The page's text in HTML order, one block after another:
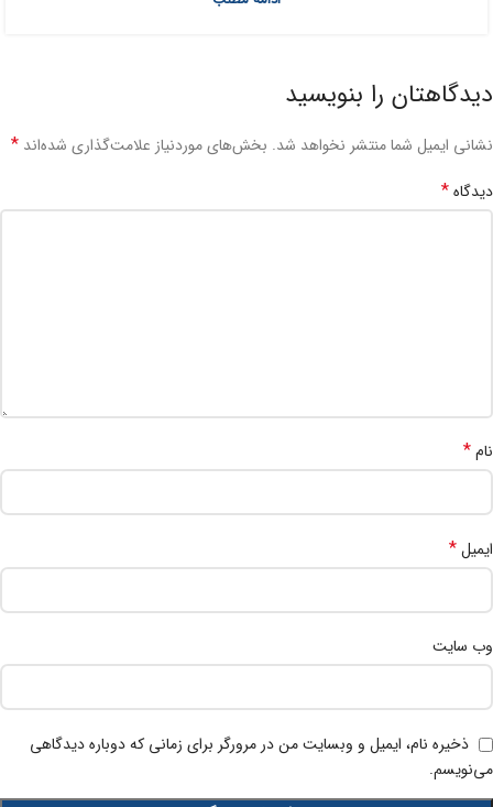
دیدگاهتان را بنویسید
نشانی ایمیل شما منتشر نخواهد شد. بخش‌های موردنیاز علامت‌گذاری شده‌اند *
دیدگاه*
نام*
ایمیل*
وب‌ سایت
ذخیره نام، ایمیل و وبسایت من در مرورگر برای زمانی که دوباره دیدگاهی
می‌نویسم.